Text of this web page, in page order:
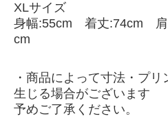
XLサイズ
身幅:55cm 着丈:74cm
cm
・商品によって寸法・プ
生じる場合がございます
予めご了承ください。